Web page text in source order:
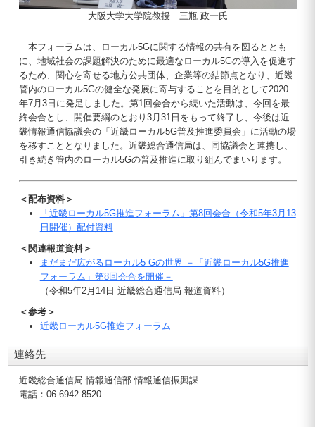
大阪大学大学院教授 三瓶 政一氏
本フォーラムは、ローカル5Gに関する情報の共有を図るととも
に、地域社会の課題解決のために最適なローカル5Gの導入を促進す
るため、関心を寄せる地方公共団体、企業等の結節点となり、近畿
管内のローカル5Gの健全な発展に寄与することを目的として2020
年7月3日に発足しました。第1回会合から続いた活動は、今回を最
終会合とし、開催要綱のとおり3月31日をもって終了し、今後は近
畿情報通信協議会の「近畿ローカル5G普及推進委員会」に活動の場
を移すこととなりました。近畿総合通信局は、同協議会と連携し、
引き続き管内のローカル5Gの普及推進に取り組んでまいります。
＜配布資料＞
「近畿ローカル5G推進フォーラム」第8回会合（令和5年3月13
日開催）配付資料
＜関連報道資料＞
まだまだ広がるローカル5 Gの世界 －「近畿ローカル5G推進
フォーラム」第8回会合を開催－
（令和5年2月14日 近畿総合通信局 報道資料）
＜参考＞
近畿ローカル5G推進フォーラム
連絡先
近畿総合通信局 情報通信部 情報通信振興課
電話：06-6942-8520